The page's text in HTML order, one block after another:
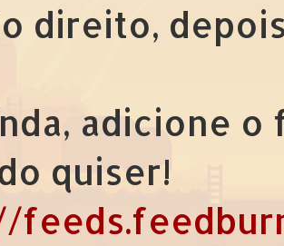
direito,
adicione
quiser!